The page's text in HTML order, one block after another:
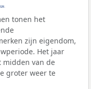
tonen het
zijn eigendom,
Het jaar
midden van de
groter weer te